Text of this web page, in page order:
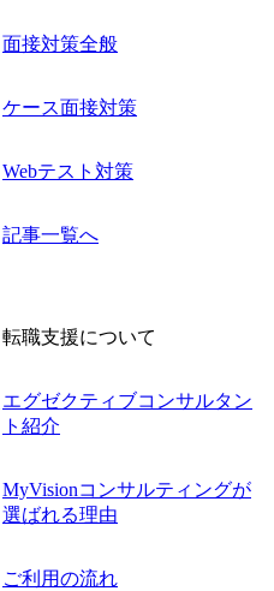
面接対策全般
ケース面接対策
Webテスト対策
記事一覧へ
転職支援について
エグゼクティブコンサルタン
ト紹介
MyVisionコンサルティングが
選ばれる理由
ご利用の流れ